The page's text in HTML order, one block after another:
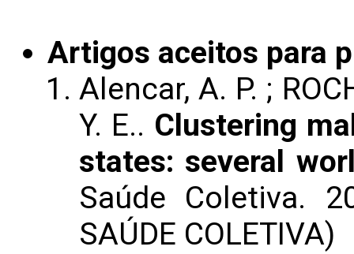
Artigos aceitos para
Alencar, A. P. ;
Y. E.. Clustering
states: several
Saúde Coletiva.
SAÚDE COLETIVA)